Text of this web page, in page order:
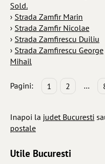
Sold.
› Strada Zamfir Marin
› Strada Zamfir Nicolae
› Strada Zamfirescu Duiliu
› Strada Zamfirescu George
Mihail
Pagini: 1 2 ...
Inapoi la judet Bucuresti
postale
Utile Bucuresti